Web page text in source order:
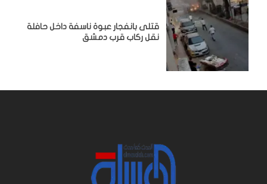
قتلى بانفجار عبوة ناسفة داخل حافلة
نقل ركاب قرب دمشق